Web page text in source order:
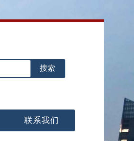
联系我们